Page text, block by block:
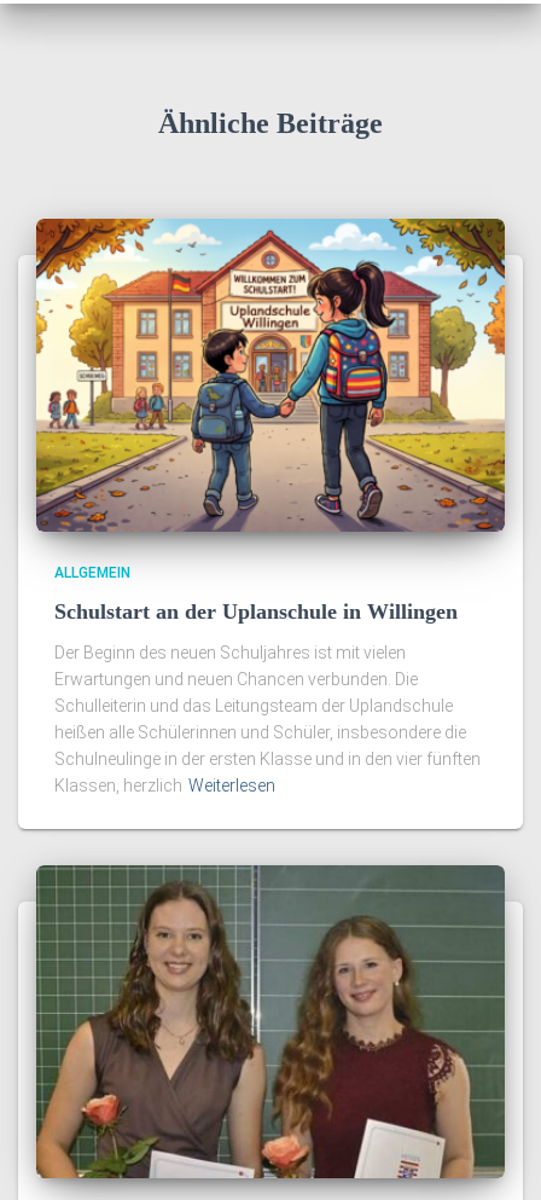
Ähnliche Beiträge
ALLGEMEIN
Schulstart an der Uplanschule in Willingen
Der Beginn des neuen Schuljahres ist mit vielen
Erwartungen und neuen Chancen verbunden. Die
Schulleiterin und das Leitungsteam der Uplandschule
heißen alle Schülerinnen und Schüler, insbesondere die
Schulneulinge in der ersten Klasse und in den vier fünften
Klassen, herzlich Weiterlesen